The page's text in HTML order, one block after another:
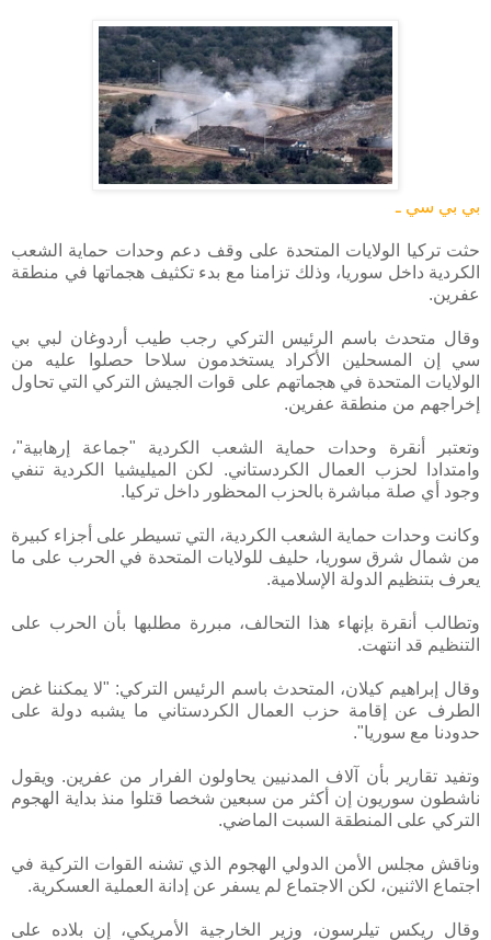
بي بي سي ـ
حثت تركيا الولايات المتحدة على وقف دعم وحدات حماية الشعب
الكردية داخل سوريا، وذلك تزامنا مع بدء تكثيف هجماتها في منطقة
عفرين.
وقال متحدث باسم الرئيس التركي رجب طيب أردوغان لبي بي
سي إن المسحلين الأكراد يستخدمون سلاحا حصلوا عليه من
الولايات المتحدة في هجماتهم على قوات الجيش التركي التي تحاول
إخراجهم من منطقة عفرين.
وتعتبر أنقرة وحدات حماية الشعب الكردية "جماعة إرهابية"،
وامتدادا لحزب العمال الكردستاني. لكن الميليشيا الكردية تنفي
وجود أي صلة مباشرة بالحزب المحظور داخل تركيا.
وكانت وحدات حماية الشعب الكردية، التي تسيطر على أجزاء كبيرة
من شمال شرق سوريا، حليف للولايات المتحدة في الحرب على ما
يعرف بتنظيم الدولة الإسلامية.
وتطالب أنقرة بإنهاء هذا التحالف، مبررة مطلبها بأن الحرب على
التنظيم قد انتهت.
وقال إبراهيم كيلان، المتحدث باسم الرئيس التركي: "لا يمكننا غض
الطرف عن إقامة حزب العمال الكردستاني ما يشبه دولة على
حدودنا مع سوريا".
وتفيد تقارير بأن آلاف المدنيين يحاولون الفرار من عفرين. ويقول
ناشطون سوريون إن أكثر من سبعين شخصا قتلوا منذ بداية الهجوم
التركي على المنطقة السبت الماضي.
وناقش مجلس الأمن الدولي الهجوم الذي تشنه القوات التركية في
اجتماع الاثنين، لكن الاجتماع لم يسفر عن إدانة العملية العسكرية.
وقال ريكس تيلرسون، وزير الخارجية الأمريكي، إن بلاده على